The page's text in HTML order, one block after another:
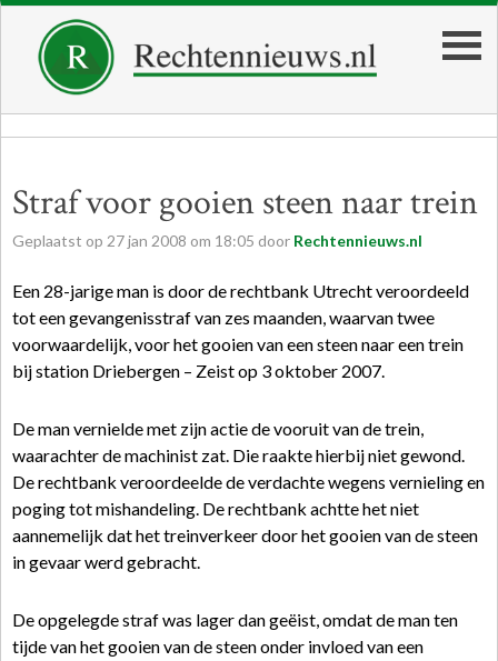
Straf voor gooien steen naar trein
Geplaatst op 27jan 2008 om 18:05 door Rechtennieuws.nl
Een 28-jarige man is door de rechtbank Utrecht veroordeeld
tot een gevangenisstraf van zes maanden, waarvan twee
voorwaardelijk, voor het gooien van een steen naar een trein
bij station Driebergen – Zeist op 3 oktober 2007.
De man vernielde met zijn actie de vooruit van de trein,
waarachter de machinist zat. Die raakte hierbij niet gewond.
De rechtbank veroordeelde de verdachte wegens vernieling en
poging tot mishandeling. De rechtbank achtte het niet
aannemelijk dat het treinverkeer door het gooien van de steen
in gevaar werd gebracht.
De opgelegde straf was lager dan geëist, omdat de man ten
tijde van het gooien van de steen onder invloed van een